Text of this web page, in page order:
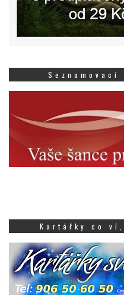
Kartářky co